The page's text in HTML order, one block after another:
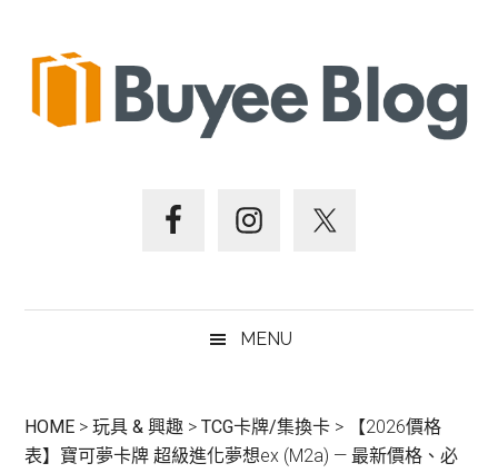
secondary
MENU
HOME >玩具 & 興趣 >TCG卡牌/集換卡 >
【2026價格
表】寶可夢卡牌 超級進化夢想ex (M2a) — 最新價格、必